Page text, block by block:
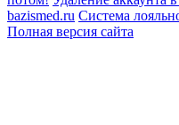
bazismed.ru Система
Полная версия сайта